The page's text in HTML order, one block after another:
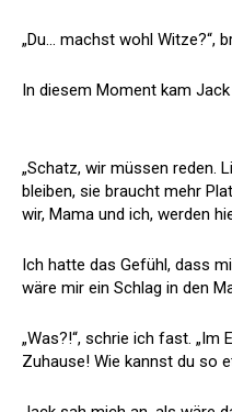
„Du… machst wohl Witze?“,
In diesem Moment kam
„Schatz, wir müssen reden.
bleiben, sie braucht mehr
wir, Mama und ich, werden
Ich hatte das Gefühl, dass
wäre mir ein Schlag in den
„Was?!“, schrie ich fast. „Im
Zuhause! Wie kannst du so